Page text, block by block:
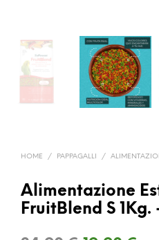
HOME / PAPPAGALLI /
Alimentazione
FruitBlend S 1Kg.